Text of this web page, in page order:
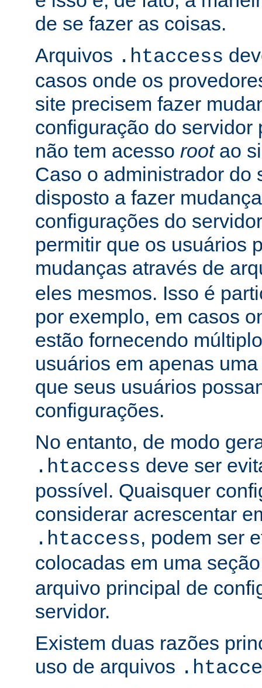
de se fazer as coisas.
Arquivos .htaccess
casos onde os
site precisem fazer
configuração do servidor
não tem acesso rootao
Caso o administrador do
disposto a fazer
configurações do
permitir que os usuários
mudanças através de
eles mesmos. Isso é
por exemplo, em casos
estão fornecendo
usuários em apenas
que seus usuários
configurações.
No entanto, de modo
.htaccess deve ser
possível. Quaisquer
considerar acrescentar
.htaccess, podem ser
colocadas em uma
arquivo principal de
servidor.
Existem duas razões
uso de arquivos